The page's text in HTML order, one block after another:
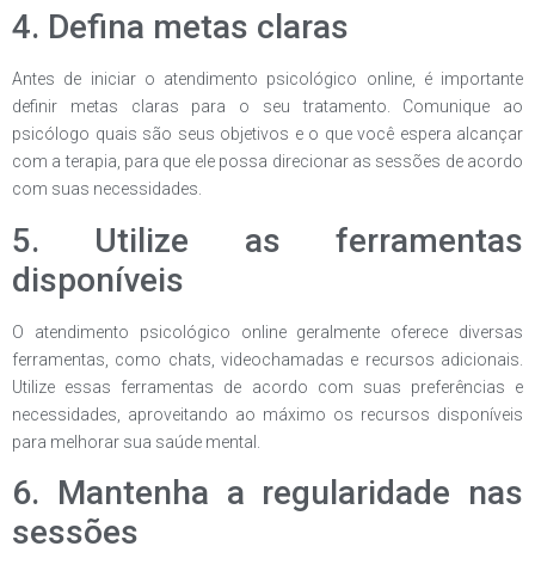
4. Defina metas claras
Antes de iniciar o atendimento psicológico online, é importante
definir metas claras para o seu tratamento. Comunique ao
psicólogo quais são seus objetivos e o que você espera alcançar
com a terapia, para que ele possa direcionar as sessões de acordo
com suas necessidades.
5. Utilize as ferramentas
disponíveis
O atendimento psicológico online geralmente oferece diversas
ferramentas, como chats, videochamadas e recursos adicionais.
Utilize essas ferramentas de acordo com suas preferências e
necessidades, aproveitando ao máximo os recursos disponíveis
para melhorar sua saúde mental.
6. Mantenha a regularidade nas
sessões